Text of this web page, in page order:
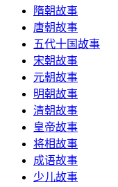
隋朝故事
唐朝故事
五代十国故事
宋朝故事
元朝故事
明朝故事
清朝故事
皇帝故事
将相故事
成语故事
少儿故事